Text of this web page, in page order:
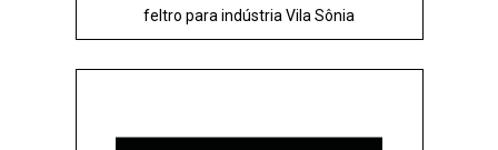
feltro para indústria Vila Sônia